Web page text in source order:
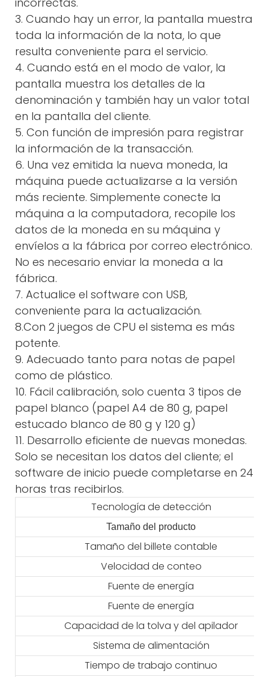
3. Cuando hay un error, la pantalla muestra
toda la información de la nota, lo que
resulta conveniente para el servicio.
4. Cuando está en el modo de valor, la
pantalla muestra los detalles de la
denominación y también hay un valor total
en la pantalla del cliente.
5. Con función de impresión para registrar
la información de la transacción.
6. Una vez emitida la nueva moneda, la
máquina puede actualizarse a la versión
más reciente. Simplemente conecte la
máquina a la computadora, recopile los
datos de la moneda en su máquina y
envíelos a la fábrica por correo electrónico.
No es necesario enviar la moneda a la
fábrica.
7. Actualice el software con USB,
conveniente para la actualización.
8.Con 2 juegos de CPU el sistema es más
potente.
9. Adecuado tanto para notas de papel
como de plástico.
10. Fácil calibración, solo cuenta 3 tipos de
papel blanco (papel A4 de 80 g, papel
estucado blanco de 80 g y 120 g)
11. Desarrollo eficiente de nuevas monedas.
Solo se necesitan los datos del cliente; el
software de inicio puede completarse en 24
horas tras recibirlos.
Tecnología de detección
Tamaño del producto
Tamaño del billete contable
Velocidad de conteo
Fuente de energía
Fuente de energía
Capacidad de la tolva y del apilador
Sistema de alimentación
Tiempo de trabajo continuo